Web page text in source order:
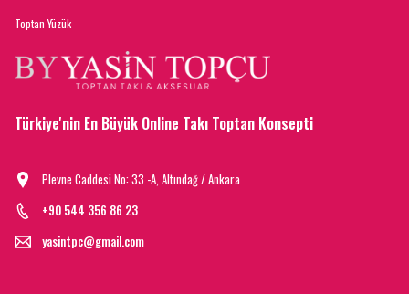
Toptan Yüzük
Türkiye'nin En Büyük Online Takı Toptan Konsepti
Plevne Caddesi No: 33 -A, Altındağ / Ankara
+90 544 356 86 23
yasintpc@gmail.com